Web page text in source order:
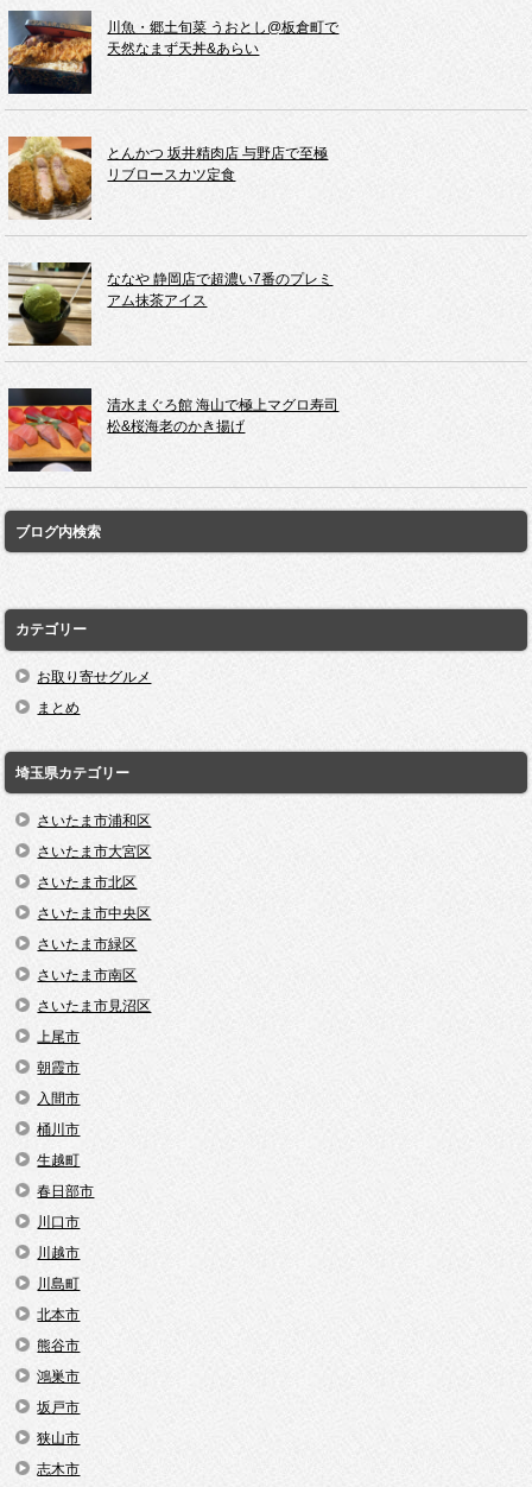
川魚・郷土旬菜 うおとし@板倉町で
天然なまず天丼&あらい
とんかつ 坂井精肉店 与野店で至極
リブロースカツ定食
ななや 静岡店で超濃い7番のプレミ
アム抹茶アイス
清水まぐろ館 海山で極上マグロ寿司
松&桜海老のかき揚げ
ブログ内検索
カテゴリー
お取り寄せグルメ
まとめ
埼玉県カテゴリー
さいたま市浦和区
さいたま市大宮区
さいたま市北区
さいたま市中央区
さいたま市緑区
さいたま市南区
さいたま市見沼区
上尾市
朝霞市
入間市
桶川市
生越町
春日部市
川口市
川越市
川島町
北本市
熊谷市
鴻巣市
坂戸市
狭山市
志木市